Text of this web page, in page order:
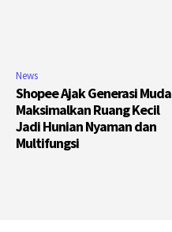
News
Shopee Ajak Generasi Muda
Maksimalkan Ruang Kecil
Jadi Hunian Nyaman dan
Multifungsi